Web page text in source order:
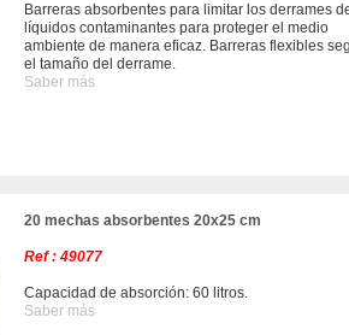
Barreras absorbentes para limitar los derrames
líquidos contaminantes para proteger el medio
ambiente de manera eficaz. Barreras flexibles
el tamaño del derrame.
Saber más
20 mechas absorbentes 20x25 cm
Ref : 49077
Capacidad de absorción: 60 litros.
Saber más